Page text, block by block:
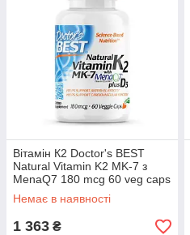
Вітамін К2 Doctor's BEST
Natural Vitamin K2 MK-7 з
MenaQ7 180 mcg 60 veg caps
Немає в наявності
1 363 ₴